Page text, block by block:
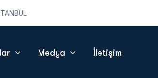
Medya İletişim